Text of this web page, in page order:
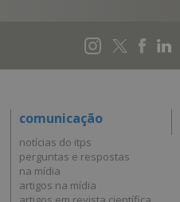
comunicação
notícias do itps
perguntas e respostas
na mídia
artigos na mídia